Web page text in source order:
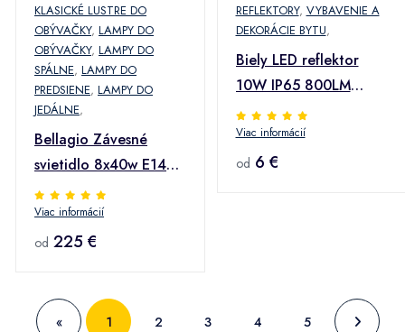
KLASICKÉ LUSTRE DO
OBÝVAČKY, LAMPY DO
OBÝVAČKY, LAMPY DO
SPÁLNE, LAMPY DO
PREDSIENE, LAMPY DO
JEDÁLNE,
Bellagio Závesné
svietidlo 8x40w E14
Krémová
Viac informácií
od 225 €
REFLEKTORY, VYBAVENIE A
DEKORÁCIE BYTU,
Biely LED reflektor
10W IP65 800LM
4000K EK700
Viac informácií
od 6 €
« 1 2 3 4 5